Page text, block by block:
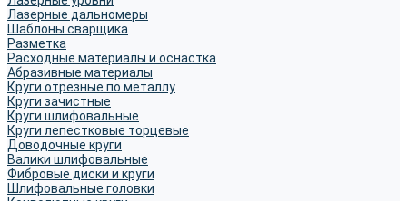
Лазерные дальномеры
Шаблоны сварщика
Разметка
Расходные материалы и оснастка
Абразивные материалы
Круги отрезные по металлу
Круги зачистные
Круги шлифовальные
Круги лепестковые торцевые
Доводочные круги
Валики шлифовальные
Фибровые диски и круги
Шлифовальные головки